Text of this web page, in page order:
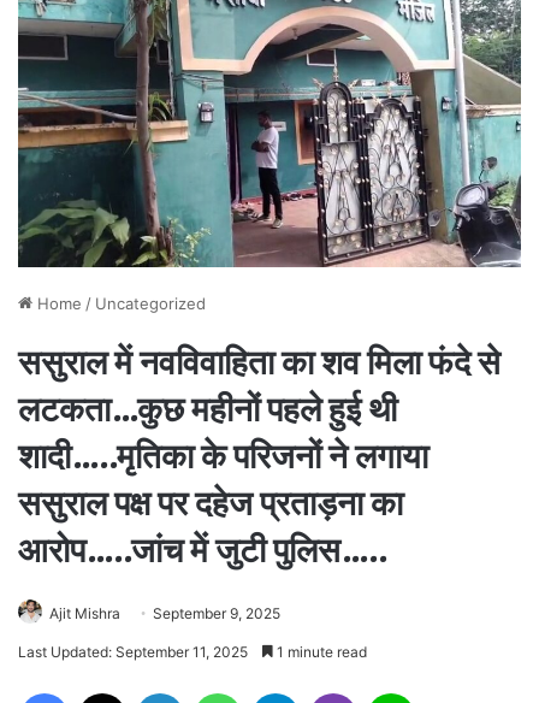
Home / Uncategorized
ससुराल में नवविवाहिता का शव मिला फंदे से
लटकता…कुछ महीनों पहले हुई थी
शादी…..मृतिका के परिजनों ने लगाया
ससुराल पक्ष पर दहेज प्रताड़ना का
आरोप…..जांच में जुटी पुलिस…..
Ajit Mishra September 9, 2025
Last Updated: September 11, 2025 1 minute read
Facebook LinkedIn WhatsAppTelegram Viber